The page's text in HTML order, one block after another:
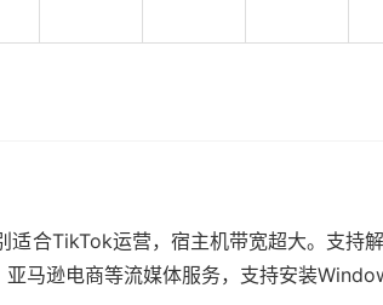
合TikTok运营，宿主机带宽超大。支持解
马逊电商等流媒体服务，支持安装